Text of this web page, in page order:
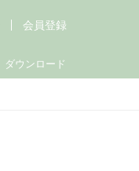
ダウンロード
会員登録